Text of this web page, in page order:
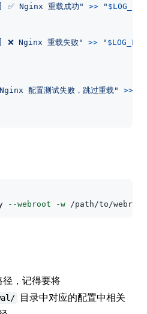
] ✅ Nginx 重载成功" >> "
] ❌ Nginx 重载失败" >> "
配置测试失败，跳过重载" >>
--webroot -w /path/to/
径，记得要将
目录中对应的配置中相关